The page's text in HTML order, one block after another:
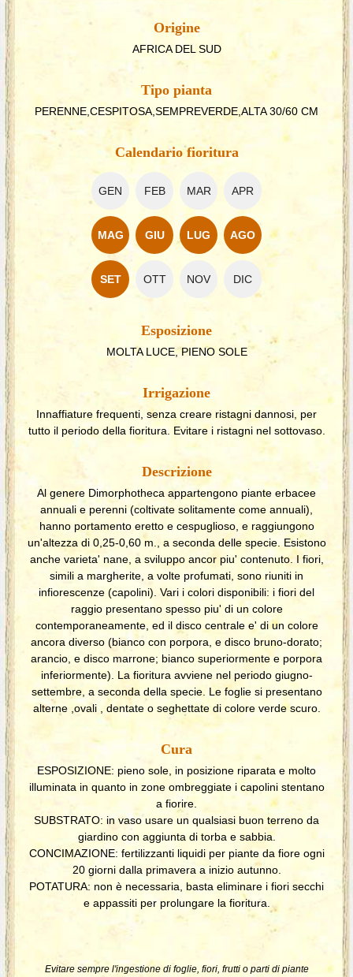
Origine
AFRICA DEL SUD
Tipo pianta
PERENNE,CESPITOSA,SEMPREVERDE,ALTA 30/60 CM
Calendario fioritura
GEN FEB MAR APR
MAG GIU LUG AGO
SET OTT NOV DIC
Esposizione
MOLTA LUCE, PIENO SOLE
Irrigazione
Innaffiature frequenti, senza creare ristagni dannosi, per
tutto il periodo della fioritura. Evitare i ristagni nel sottovaso.
Descrizione
Al genere Dimorphotheca appartengono piante erbacee
annuali e perenni (coltivate solitamente come annuali),
hanno portamento eretto e cespuglioso, e raggiungono
un'altezza di 0,25-0,60 m., a seconda delle specie. Esistono
anche varieta' nane, a sviluppo ancor piu' contenuto. I fiori,
simili a margherite, a volte profumati, sono riuniti in
infiorescenze (capolini). Vari i colori disponibili: i fiori del
raggio presentano spesso piu' di un colore
contemporaneamente, ed il disco centrale e' di un colore
ancora diverso (bianco con porpora, e disco bruno-dorato;
arancio, e disco marrone; bianco superiormente e porpora
inferiormente). La fioritura avviene nel periodo giugno-
settembre, a seconda della specie. Le foglie si presentano
alterne ,ovali , dentate o seghettate di colore verde scuro.
Cura
ESPOSIZIONE: pieno sole, in posizione riparata e molto
illuminata in quanto in zone ombreggiate i capolini stentano
a fiorire.
SUBSTRATO: in vaso usare un qualsiasi buon terreno da
giardino con aggiunta di torba e sabbia.
CONCIMAZIONE: fertilizzanti liquidi per piante da fiore ogni
20 giorni dalla primavera a inizio autunno.
POTATURA: non è necessaria, basta eliminare i fiori secchi
e appassiti per prolungare la fioritura.
Evitare sempre l'ingestione di foglie, fiori, frutti o parti di piante